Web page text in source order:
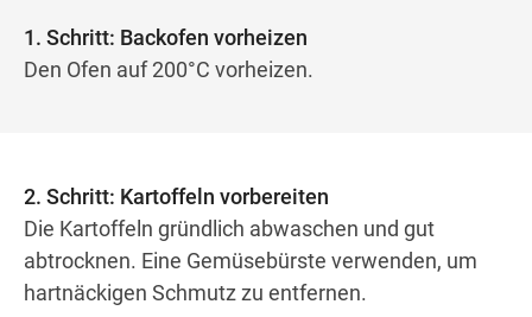
1. Schritt: Backofen vorheizen
Den Ofen auf 200°C vorheizen.
2. Schritt: Kartoffeln vorbereiten
Die Kartoffeln gründlich abwaschen und gut
abtrocknen. Eine Gemüsebürste verwenden, um
hartnäckigen Schmutz zu entfernen.